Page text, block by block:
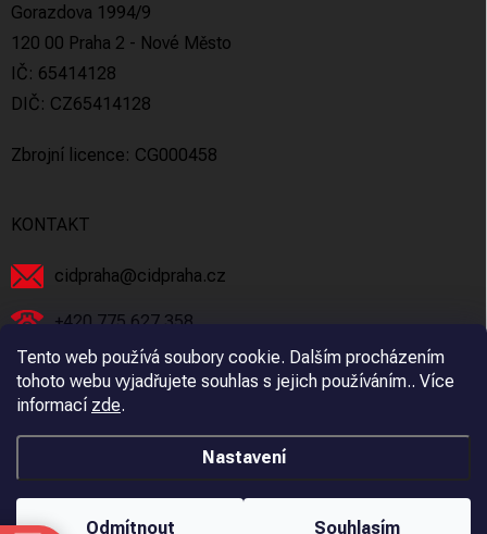
Tento web používá soubory cookie. Dalším procházením
tohoto webu vyjadřujete souhlas s jejich používáním.. Více
informací zde.
Nastavení
Odmítnout Souhlasím
Gorazdova 1994/9
120 00 Praha 2 - Nové Město
IČ: 65414128
DIČ: CZ65414128
Zbrojní licence: CG000458
KONTAKT
cidpraha@cidpraha.cz
+420 775 627 358
Facebook
cidpraha_zbrane
Copyright 2026 C.I.D Praha s.r.o. . Všechna práva vyhrazena.